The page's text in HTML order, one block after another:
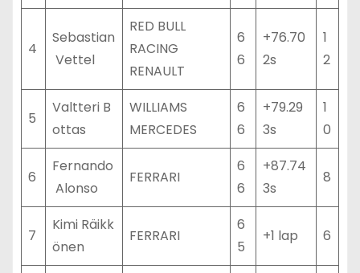
4
Sebastian
Vettel
RED BULL
RACING
RENAULT
6
6
+76.70
2s
1
2
5
Valtteri B
ottas
WILLIAMS
MERCEDES
6
6
+79.29
3s
1
0
6
Fernando
Alonso
FERRARI
6
6
+87.74
3s
8
7
Kimi Räikk
önen
FERRARI
6
5
+1 lap 6